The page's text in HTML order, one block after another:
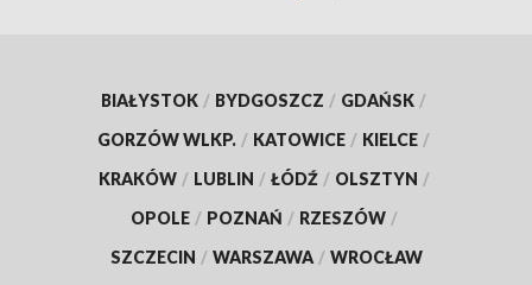
BIAŁYSTOK / BYDGOSZCZ / GDAŃSK /
GORZÓW WLKP. / KATOWICE / KIELCE /
KRAKÓW / LUBLIN / ŁÓDŹ / OLSZTYN /
OPOLE / POZNAŃ / RZESZÓW /
SZCZECIN / WARSZAWA / WROCŁAW